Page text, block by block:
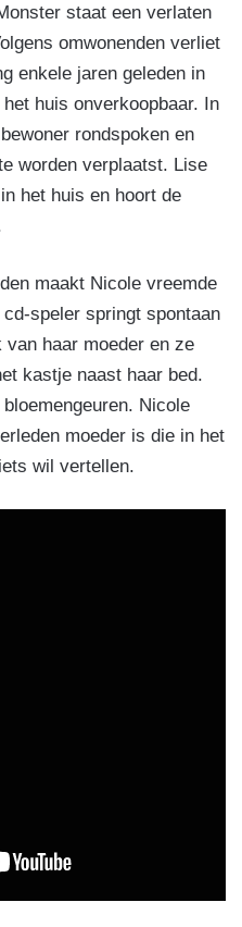
staat een verlaten
omwonenden verliet
enkele jaren geleden in
huis onverkoopbaar. In
rondspoken en
worden verplaatst. Lise
het huis en hoort de
maakt Nicole vreemde
speler springt spontaan
haar moeder en ze
kastje naast haar bed.
Nicole
moeder is die in het
wil vertellen.